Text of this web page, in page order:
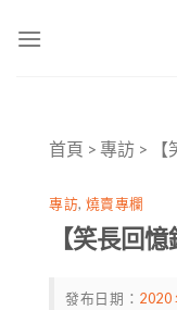
首頁 > 專訪 >
專訪, 燒賣專欄
【笑長回
發布日期： 2020